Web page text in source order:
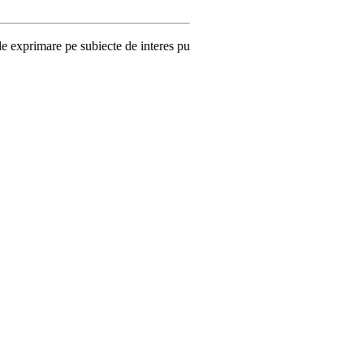
de interes public – printre care se numără şi avortul